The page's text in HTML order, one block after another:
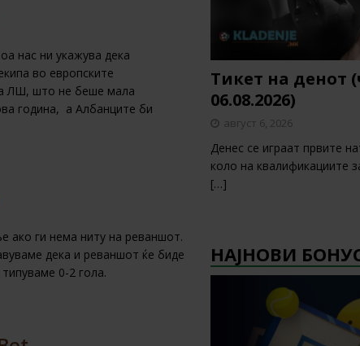
нас ни укажува дека
во европските
ЛШ, што не беше мала
година, а Албанците би
ако ги нема ниту на реваншот.
дека и реваншот ќе биде
0-2 гола.
Тикет на денот
06.08.2026)
август 6, 2026
Денес се играат првите
коло на квалификациите
[…]
НАЈНОВИ